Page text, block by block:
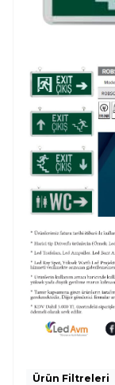
Ürün Filtreleri